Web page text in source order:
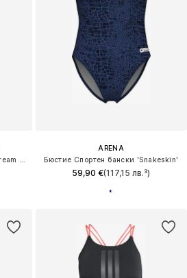
ARENA
Бюстие Спортен бански 'Snakeskin'
59,90 €(117,15 лв.³)